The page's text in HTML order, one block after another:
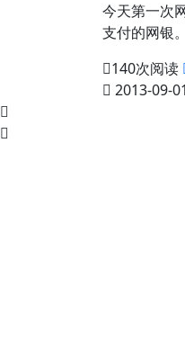
今天第一次
支付的网银
140次阅读
2013-09-01